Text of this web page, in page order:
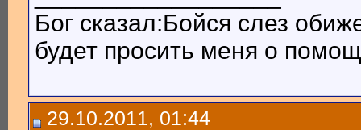
Бог сказал:Бойся слез
будет просить меня о
29.10.2011, 01:44